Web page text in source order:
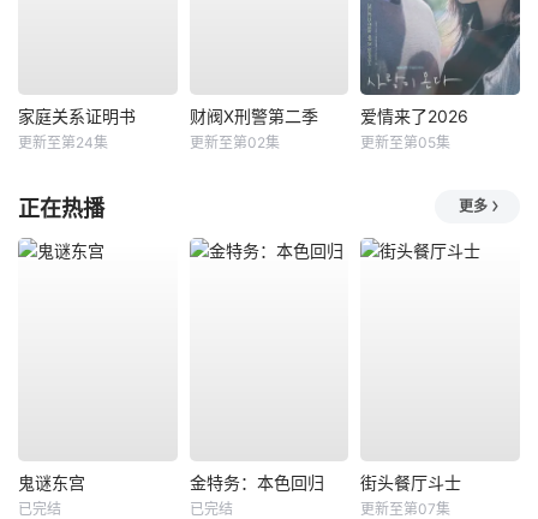
家庭关系证明书
更新至第24集
财阀X刑警第二季
更新至第02集
爱情来了2026
更新至第05集
正在热播 更多
鬼谜东宫
已完结
金特务：本色回归
已完结
街头餐厅斗士
更新至第07集